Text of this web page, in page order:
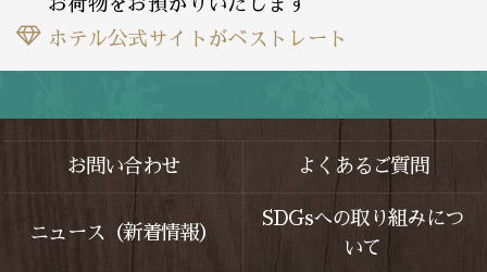
お荷物をお預かりいたします
ホテル公式サイトがベストレート
お問い合わせ よくあるご質問
ニュース（新着情報）
SDGsへの取り組みにつ
いて